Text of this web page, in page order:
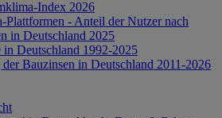
Index 2026
Plattformen - Anteil der Nutzer nach
in Deutschland 2025
in Deutschland 1992-2025
Bauzinsen in Deutschland 2011-2026